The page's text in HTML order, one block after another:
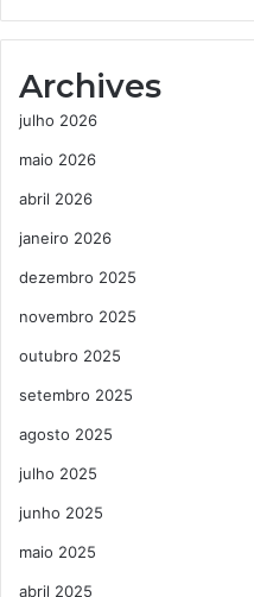
Archives
julho 2026
maio 2026
abril 2026
janeiro 2026
dezembro 2025
novembro 2025
outubro 2025
setembro 2025
agosto 2025
julho 2025
junho 2025
maio 2025
abril 2025